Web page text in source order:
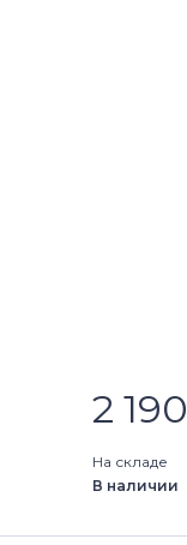
2 190
На складе
В наличии